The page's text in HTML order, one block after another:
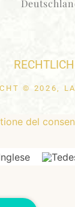
© 2026,
del